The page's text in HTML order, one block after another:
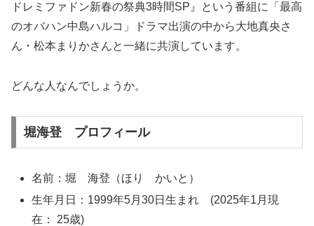
ドレミファドン新春の祭典3時間SP』という番組に「最高
のオバハン中島ハルコ」ドラマ出演の中から大地真央さ
ん・松本まりかさんと一緒に共演しています。
どんな人なんでしょうか。
堀海登 プロフィール
名前：堀 海登（ほり かいと）
生年月日：1999年5月30日生まれ (2025年1月現
在： 25歳)